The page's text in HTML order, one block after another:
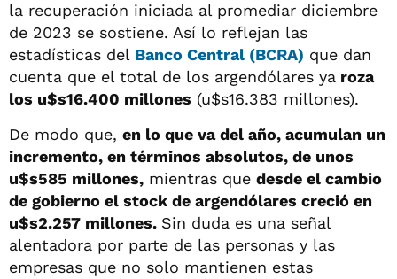
la recuperación iniciada al promediar diciembre
de 2023 se sostiene. Así lo reflejan las
estadísticas del Banco Central (BCRA) que dan
cuenta que el total de los argendólares ya roza
los u$s16.400 millones (u$s16.383 millones).
De modo que, en lo que va del año, acumulan un
incremento, en términos absolutos, de unos
u$s585 millones, mientras que desde el cambio
de gobierno el stock de argendólares creció en
u$s2.257 millones. Sin duda es una señal
alentadora por parte de las personas y las
empresas que no solo mantienen estas